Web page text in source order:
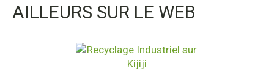
AILLEURS SUR LE WEB